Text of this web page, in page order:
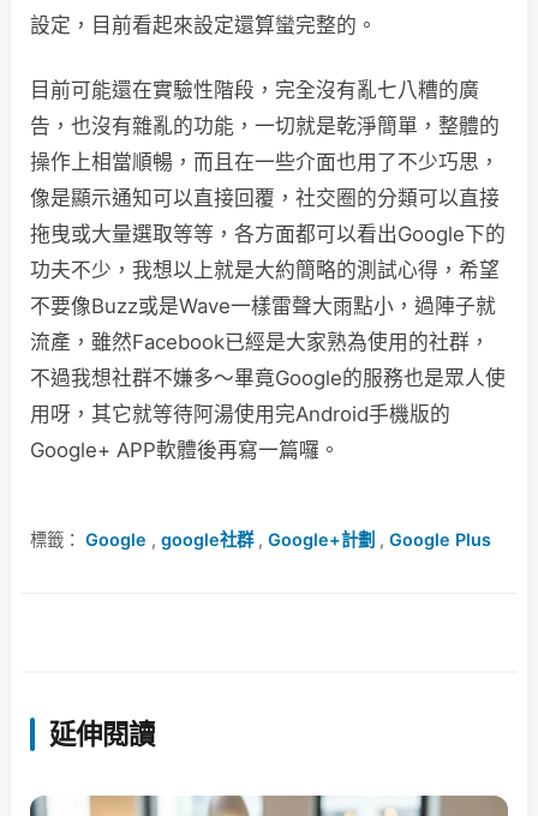
設定，目前看起來設定還算蠻完整的。
目前可能還在實驗性階段，完全沒有亂七八糟的廣
告，也沒有雜亂的功能，一切就是乾淨簡單，整體的
操作上相當順暢，而且在一些介面也用了不少巧思，
像是顯示通知可以直接回覆，社交圈的分類可以直接
拖曳或大量選取等等，各方面都可以看出Google下的
功夫不少，我想以上就是大約簡略的測試心得，希望
不要像Buzz或是Wave一樣雷聲大雨點小，過陣子就
流產，雖然Facebook已經是大家熟為使用的社群，
不過我想社群不嫌多～畢竟Google的服務也是眾人使
用呀，其它就等待阿湯使用完Android手機版的
Google+ APP軟體後再寫一篇囉。
標籤： Google , google社群, Google+計劃 , Google Plus
延伸閱讀